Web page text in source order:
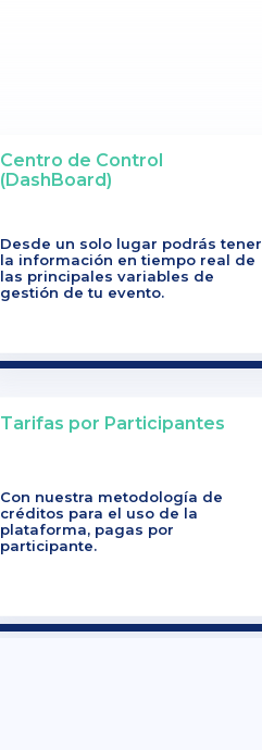
Centro de Control
(DashBoard)
Desde un solo lugar podrás tener
la información en tiempo real de
las principales variables de
gestión de tu evento.
Tarifas por Participantes
Con nuestra metodología de
créditos para el uso de la
plataforma, pagas por
participante.